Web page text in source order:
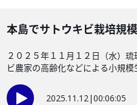
本島でサトウキビ栽培規
２０２５年１１月１２日（水）
ビ農家の高齢化などによる小規
2025.11.12|00:06:05